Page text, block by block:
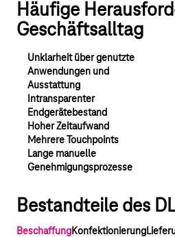
Häufige
Geschäftsalltag
Unklarheit über genutzte
Anwendungen und
Ausstattung
Intransparenter
Endgerätebestand
Hoher Zeitaufwand
Mehrere Touchpoints
Lange manuelle
Genehmigungsprozesse
Bestandteile des
BeschaffungKonfektionierung